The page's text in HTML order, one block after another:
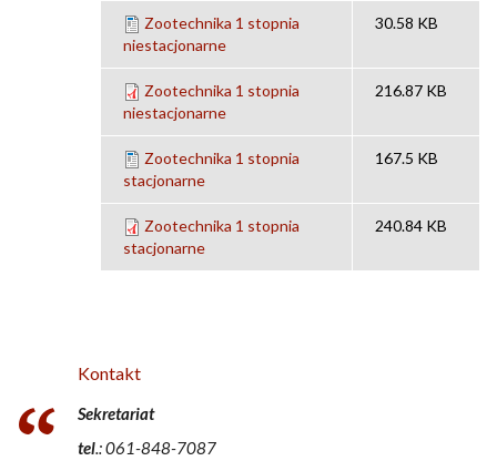
Zootechnika 1 stopnia
niestacjonarne
30.58 KB
Zootechnika 1 stopnia
niestacjonarne
216.87 KB
Zootechnika 1 stopnia
stacjonarne
167.5 KB
Zootechnika 1 stopnia
stacjonarne
240.84 KB
Kontakt
Sekretariat
tel.: 061-848-7087